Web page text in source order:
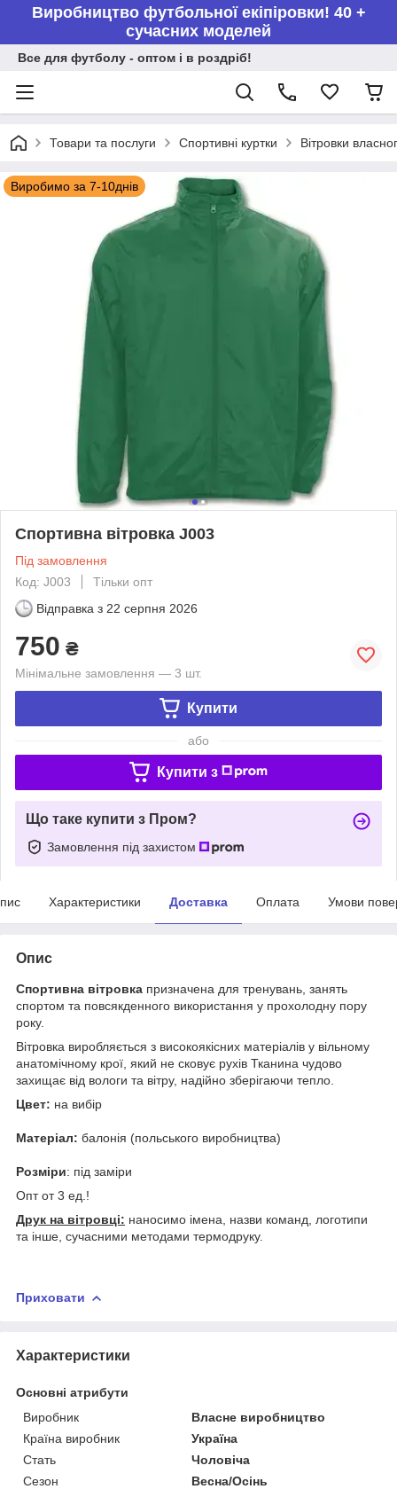
Виробництво футбольної екіпіровки! 40 +
сучасних моделей
Все для футболу - оптом і в роздріб!
Товари та послуги Спортивні куртки Вітровки
Виробимо за 7-10днів
Спортивна вітровка J003
Під замовлення
Код: J003
Тільки опт
Відправка з 22 серпня 2026
750 ₴
Мінімальне замовлення — 3 шт.
Купити
або
Купити з
Що таке купити з Пром?
Замовлення під захистом
Характеристики Доставка Оплата Умови
Опис
Спортивна вітровка призначена для тренувань, занять
спортом та повсякденного використання у прохолодну пору
року.
Вітровка виробляється з високоякісних матеріалів у вільному
анатомічному крої, який не сковує рухів Тканина чудово
захищає від вологи та вітру, надійно зберігаючи тепло.
Цвет: на вибір
Матеріал: балонія (польського виробництва)
Розміри: під заміри
Опт от 3 ед.!
Друк на вітровці: наносимо імена, назви команд, логотипи
та інше, сучасними методами термодруку.
Приховати
Характеристики
Основні атрибути
Виробник
Власне виробництво
Країна виробник
Україна
Стать
Чоловіча
Сезон
Весна/Осінь